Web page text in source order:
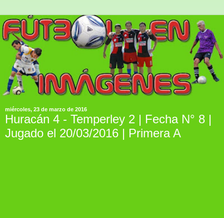
miércoles, 23 de marzo de 2016
Huracán 4 - Temperley 2 | Fecha N° 8 |
Jugado el 20/03/2016 | Primera A